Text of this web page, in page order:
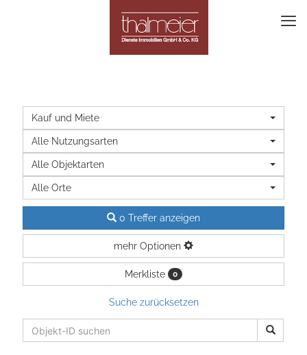
Kauf und Miete
Alle Nutzungsarten
Alle Objektarten
Alle Orte
0 Treffer anzeigen
mehr Optionen
Merkliste 0
Suche zurücksetzen